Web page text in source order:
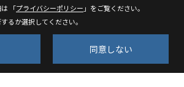
All Rights Reserved.
「プライバシーポリシー 」をご覧ください。
るか選択してください。
同意しない